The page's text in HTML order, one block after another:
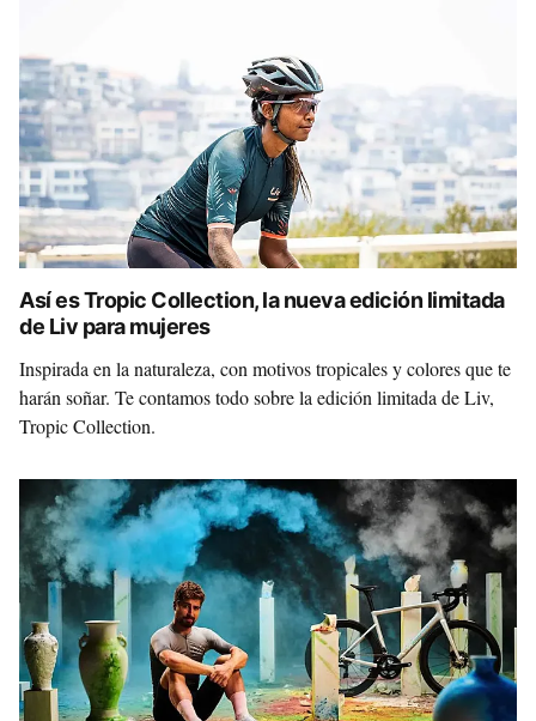
Así es Tropic Collection, la nueva edición limitada
de Liv para mujeres
Inspirada en la naturaleza, con motivos tropicales y colores que te
harán soñar. Te contamos todo sobre la edición limitada de Liv,
Tropic Collection.